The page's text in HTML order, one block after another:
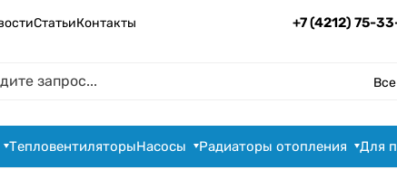
СтатьиКонтакты +7 (4212) 75-
ТепловентиляторыНасосы Радиаторы отопления Для